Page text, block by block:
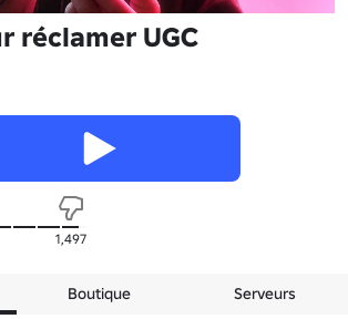
réclamer UGC
1,497
Boutique Serveurs